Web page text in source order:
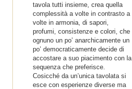
tavola tutti insieme, crea quella
complessità a volte in contrasto a
volte in armonia, di sapori,
profumi, consistenze e colori, che
ognuno un po’ anarchicamente un
po’ democraticamente decide di
accostare a suo piacimento con la
sequenza che preferisce.
Cosicché da un’unica tavolata si
esce con esperienze diverse ma